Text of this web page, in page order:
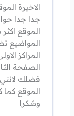
الاخيرة
المواضيع
المراكز
الصفحة
فضلك لانني
الموقع كما
وشكرا